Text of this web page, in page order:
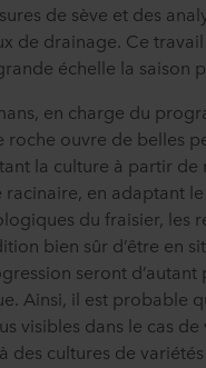
de sève et des
de drainage. Ce
échelle la saison
en charge du
roche ouvre de belles
la culture à partir de
racinaire, en adaptant
du fraisier, les
bien sûr d’être en
seront
Ainsi, il est probable
visibles dans le cas
des cultures de